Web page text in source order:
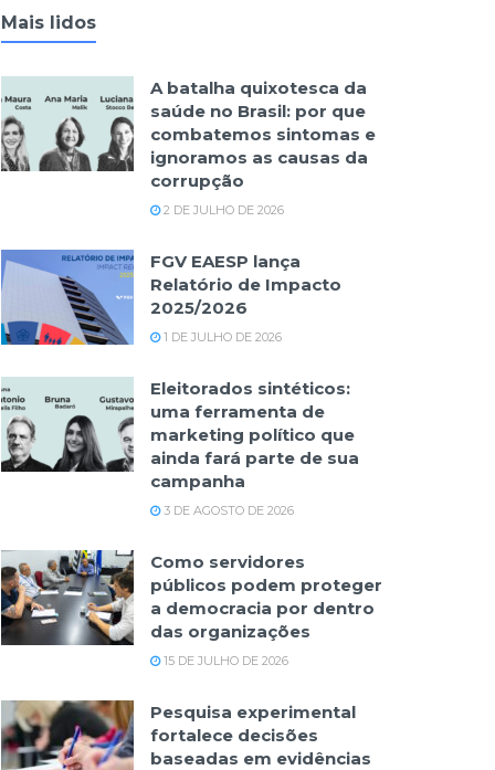
Mais lidos
A batalha quixotesca da
saúde no Brasil: por que
combatemos sintomas e
ignoramos as causas da
corrupção
2 DE JULHO DE 2026
FGV EAESP lança
Relatório de Impacto
2025/2026
1 DE JULHO DE 2026
Eleitorados sintéticos:
uma ferramenta de
marketing político que
ainda fará parte de sua
campanha
3 DE AGOSTO DE 2026
Como servidores
públicos podem proteger
a democracia por dentro
das organizações
15 DE JULHO DE 2026
Pesquisa experimental
fortalece decisões
baseadas em evidências